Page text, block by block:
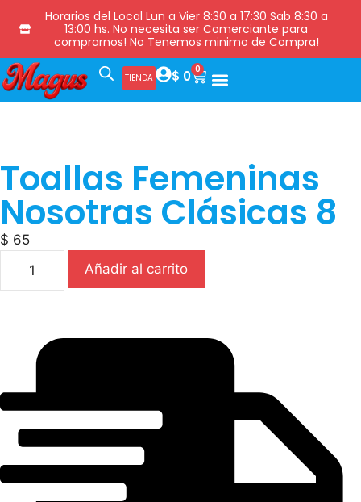
Horarios del Local Lun a Vier 8:30 a 17:30 Sab 8:30 a
13:00 hs. No necesita ser Comerciante para
comprarnos! No Tenemos minimo de Compra!
TIENDA $ 0 0
Toallas Femeninas
Nosotras Clásicas 8
$ 65
Añadir al carrito